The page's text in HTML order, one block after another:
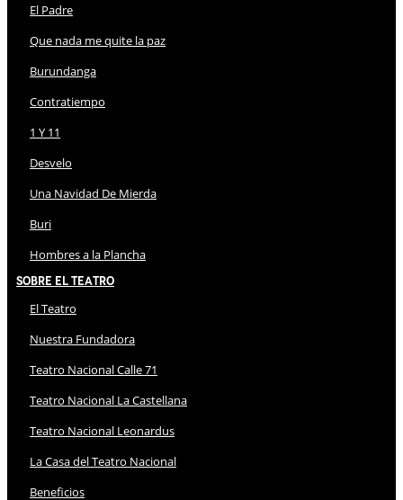
El Padre
Que nada me quite la paz
Burundanga
Contratiempo
1 Y 11
Desvelo
Una Navidad De Mierda
Buri
Hombres a la Plancha
Sobre El Teatro
El Teatro
Nuestra Fundadora
Teatro Nacional Calle 71
Teatro Nacional La Castellana
Teatro Nacional Leonardus
La Casa del Teatro Nacional
Beneficios